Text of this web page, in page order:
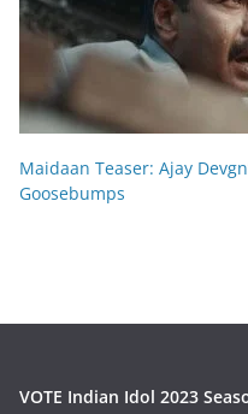
Maidaan Teaser: Ajay
Goosebumps
VOTE Indian Idol 2023